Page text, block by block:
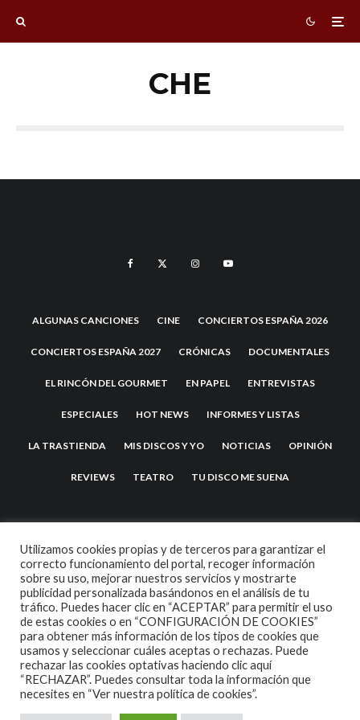
CHE
ALGUNAS CANCIONES CINE CONCIERTOS ESPAÑA 2026
CONCIERTOS ESPAÑA 2027 CRÓNICAS DOCUMENTALES
EL RINCÓN DEL GOURMET EN PAPEL ENTREVISTAS
ESPECIALES HOT NEWS INFORMES Y LISTAS
LA TRASTIENDA MIS DISCOS Y YO NOTICIAS OPINIÓN
REVIEWS TEATRO TU DISCO ME SUENA
2007 COPYRIGHT -CODETIPITHEME
Utilizamos cookies propias y de terceros para garantizar el
correcto funcionamiento del portal, recoger información
sobre su uso, mejorar nuestros servicios y mostrarte
publicidad personalizada basándonos en el análisis de tu
tráfico. Puedes hacer clic en “ACEPTAR” para permitir el uso
de estas cookies o en “CONFIGURACIÓN DE COOKIES”
para obtener más información de los tipos de cookies que
usamos y seleccionar cuáles aceptas o rechazas. Puede
rechazar las cookies optativas haciendo clic aquí
“RECHAZAR”. Puedes consultar toda la información que
necesites en “Ver nuestra política de cookies”.